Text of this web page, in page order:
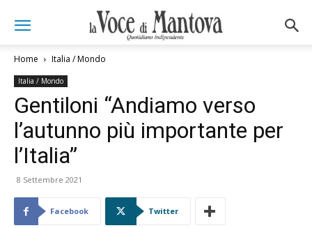
Home Italia / Mondo
Italia / Mondo
Gentiloni “Andiamo verso
l’autunno più importante per
l’Italia”
8 Settembre 2021
Facebook Twitter